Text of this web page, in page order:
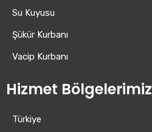
Su Kuyusu
Şükür Kurbanı
Vacip Kurbanı
Hizmet Bölgelerimiz
Türkiye